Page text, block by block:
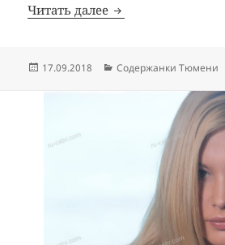
Читать далее Содержанка
Опубликовано
17.09.2018 Рубрики
Содержанки Тюмени